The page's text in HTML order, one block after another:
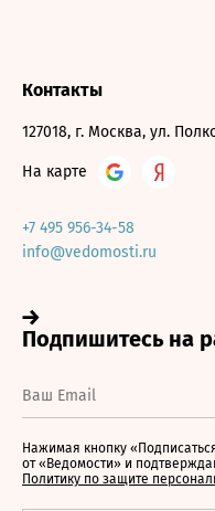
Контакты
127018, г. Москва, ул.
На карте
+7 495 956-34-58
info@vedomosti.ru
Нажимая кнопку
от «Ведомости» и
Политику по защите